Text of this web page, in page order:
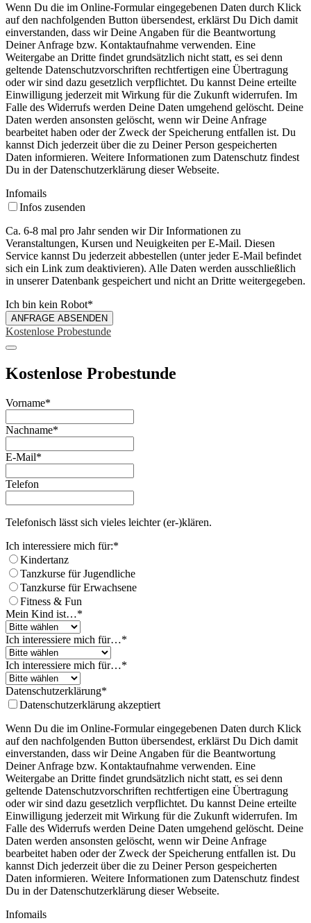
Wenn Du die im Online-Formular eingegebenen Daten durch Klick
auf den nachfolgenden Button übersendest, erklärst Du Dich damit
einverstanden, dass wir Deine Angaben für die Beantwortung
Deiner Anfrage bzw. Kontaktaufnahme verwenden. Eine
Weitergabe an Dritte findet grundsätzlich nicht statt, es sei denn
geltende Datenschutzvorschriften rechtfertigen eine Übertragung
oder wir sind dazu gesetzlich verpflichtet. Du kannst Deine erteilte
Einwilligung jederzeit mit Wirkung für die Zukunft widerrufen. Im
Falle des Widerrufs werden Deine Daten umgehend gelöscht. Deine
Daten werden ansonsten gelöscht, wenn wir Deine Anfrage
bearbeitet haben oder der Zweck der Speicherung entfallen ist. Du
kannst Dich jederzeit über die zu Deiner Person gespeicherten
Daten informieren. Weitere Informationen zum Datenschutz findest
Du in der Datenschutzerklärung dieser Webseite.
Infomails
Infos zusenden
Ca. 6-8 mal pro Jahr senden wir Dir Informationen zu
Veranstaltungen, Kursen und Neuigkeiten per E-Mail. Diesen
Service kannst Du jederzeit abbestellen (unter jeder E-Mail befindet
sich ein Link zum deaktivieren). Alle Daten werden ausschließlich
in unserer Datenbank gespeichert und nicht an Dritte weitergegeben.
Ich bin kein Robot*
ANFRAGE ABSENDEN
Kostenlose Probestunde
Kostenlose Probestunde
Vorname*
Nachname*
E-Mail*
Telefon
Telefonisch lässt sich vieles leichter (er-)klären.
Company
Name*
Ich interessiere mich für:*
Kindertanz
Tanzkurse für Jugendliche
Tanzkurse für Erwachsene
Fitness & Fun
Mein Kind ist…*
Ich interessiere mich für…*
Ich interessiere mich für…*
Datenschutzerklärung*
Datenschutzerklärung akzeptiert
Wenn Du die im Online-Formular eingegebenen Daten durch Klick
auf den nachfolgenden Button übersendest, erklärst Du Dich damit
einverstanden, dass wir Deine Angaben für die Beantwortung
Deiner Anfrage bzw. Kontaktaufnahme verwenden. Eine
Weitergabe an Dritte findet grundsätzlich nicht statt, es sei denn
geltende Datenschutzvorschriften rechtfertigen eine Übertragung
oder wir sind dazu gesetzlich verpflichtet. Du kannst Deine erteilte
Einwilligung jederzeit mit Wirkung für die Zukunft widerrufen. Im
Falle des Widerrufs werden Deine Daten umgehend gelöscht. Deine
Daten werden ansonsten gelöscht, wenn wir Deine Anfrage
bearbeitet haben oder der Zweck der Speicherung entfallen ist. Du
kannst Dich jederzeit über die zu Deiner Person gespeicherten
Daten informieren. Weitere Informationen zum Datenschutz findest
Du in der Datenschutzerklärung dieser Webseite.
Infomails